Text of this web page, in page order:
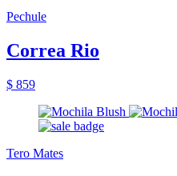
Pechule
Correa Rio
$ 859
Tero Mates